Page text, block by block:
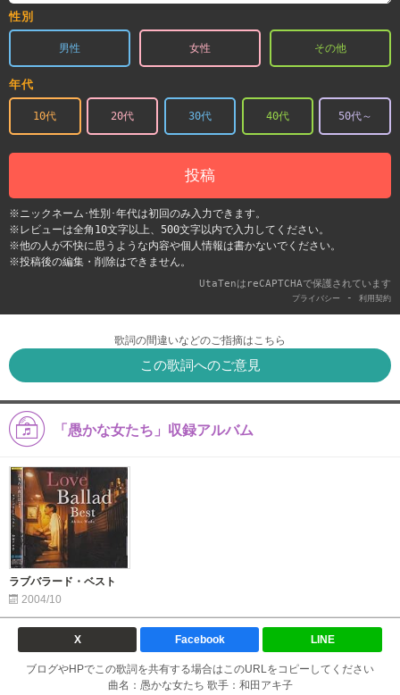
性別
男性 女性 その他
年代
10代 20代 30代 40代 50代～
投稿
※ニックネーム･性別･年代は初回のみ入力できます。
※レビューは全角10文字以上、500文字以内で入力してください。
※他の人が不快に思うような内容や個人情報は書かないでください。
※投稿後の編集・削除はできません。
UtaTenはreCAPTCHAで保護されています
プライバシー - 利用契約
歌詞の間違いなどのご指摘はこちら
この歌詞へのご意見
「愚かな女たち」収録アルバム
ラブバラード・ベスト
2004/10
X Facebook LINE
ブログやHPでこの歌詞を共有する場合はこのURLをコピーしてください
曲名：愚かな女たち 歌手：和田アキ子